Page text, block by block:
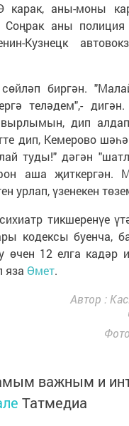
карак, аны-моны
Соңрак аны полиция
Кузнецк
биргән.
теләдем",-
дип
дип, Кемерово
туды!" дәгән
аша җиткергән.
урлап, үзенекен
тикшеренүе
кодексы буенча,
өчен 12 елга кадәр
яза Өмет.
Автор :
важным и
Татмедиа